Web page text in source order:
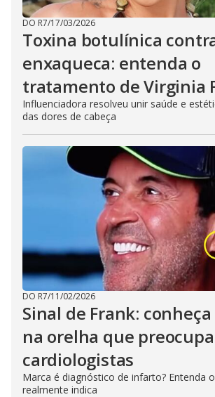
DO R7/17/03/2026
Toxina botulínica
enxaqueca: entenda o
tratamento de Virginia
Influenciadora resolveu unir saúde e
das dores de cabeça
DO R7/11/02/2026
Sinal de Frank:
na orelha que preocupa
cardiologistas
Marca é diagnóstico de infarto? Entenda
realmente indica